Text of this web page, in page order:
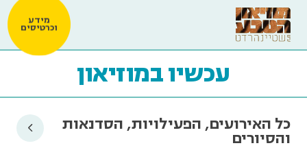
מידע
וכרטיסים
עכשיו במוזיאון
כל האירועים, הפעילויות, הסדנאות
והסיורים